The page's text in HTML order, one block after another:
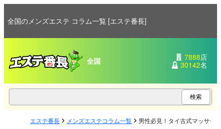
全国のメンズエステ コラム一覧 [エステ番長]
全国 7888店
30142名
エステ番長 メンズエステコラム一覧 男性必見！タイ古式マッサー